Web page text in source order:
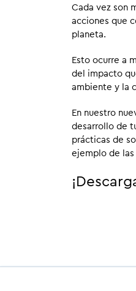
Cada vez son
acciones que
planeta.
Esto ocurre a
del impacto
ambiente y la
En nuestro
desarrollo de
prácticas de
ejemplo de